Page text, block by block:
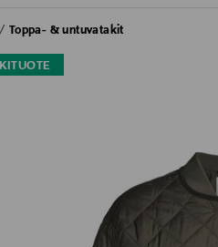
Toppa- & untuvatakit